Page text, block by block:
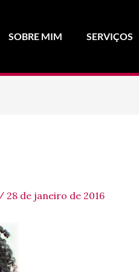
SOBRE MIM SERVIÇOS
/ 28 de janeiro de 2016